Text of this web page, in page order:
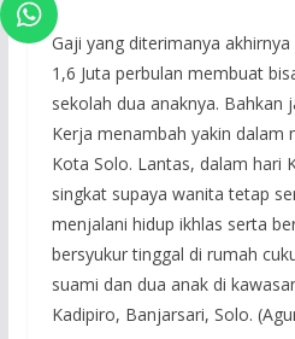
Gaji yang diterimanya
1,6 Juta perbulan membuat
sekolah dua anaknya. Bahkan
Kerja menambah yakin dalam
Kota Solo. Lantas, dalam hari
singkat supaya wanita tetap
menjalani hidup ikhlas serta
bersyukur tinggal di rumah
suami dan dua anak di
Kadipiro, Banjarsari, Solo.